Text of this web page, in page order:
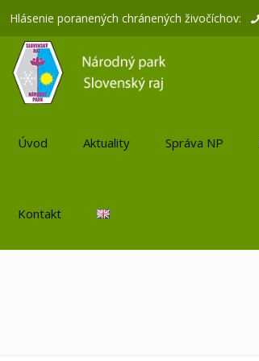
Hlásenie poranených chránených živočíchov:
Úvod Aktuality Správa NP
Kontakt